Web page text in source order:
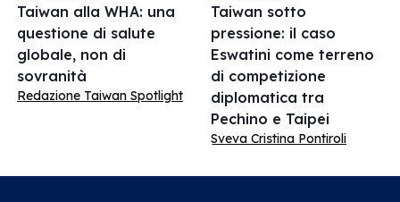
Taiwan alla WHA: una
questione di salute
globale, non di
sovranità
Redazione Taiwan Spotlight
Taiwan sotto
pressione: il caso
Eswatini come terreno
di competizione
diplomatica tra
Pechino e Taipei
Sveva Cristina Pontiroli